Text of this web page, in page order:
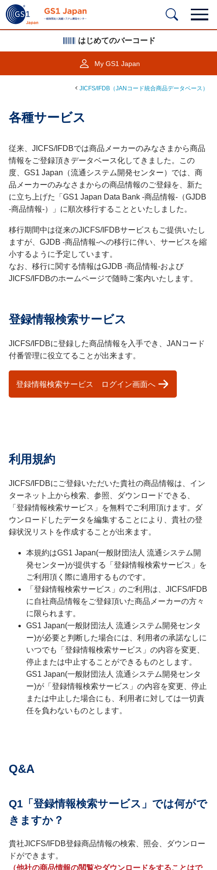
はじめてのバーコード
My GS1 Japan
JICFS/IFDB（JANコード統合商品データベース）
各種サービス
従来、JICFS/IFDBでは商品メーカーのみなさまから商品
情報をご登録頂きデータベース化してきました。この
度、GS1 Japan（流通システム開発センター）では、商
品メーカーのみなさまからの商品情報のご登録を、新た
に立ち上げた「GS1 Japan Data Bank -商品情報-（GJDB
-商品情報-）」に順次移行することといたしました。
移行期間中は従来のJICFS/IFDBサービスもご提供いたし
ますが、GJDB -商品情報-への移行に伴い、サービスを縮
小するように予定しています。
なお、移行に関する情報はGJDB -商品情報-および
JICFS/IFDBのホームページで随時ご案内いたします。
登録情報検索サービス
JICFS/IFDBに登録した商品情報を入手でき、JANコード
付番管理に役立てることが出来ます。
登録情報検索サービス ログイン画面へ
利用規約
JICFS/IFDBにご登録いただいた貴社の商品情報は、イン
ターネット上から検索、参照、ダウンロードできる、
「登録情報検索サービス」を無料でご利用頂けます。ダ
ウンロードしたデータを編集することにより、貴社の登
録状況リストを作成することが出来ます。
本規約はGS1 Japan(一般財団法人 流通システム開
発センター)が提供する「登録情報検索サービス」を
ご利用頂く際に適用するものです。
「登録情報検索サービス」のご利用は、JICFS/IFDB
に自社商品情報をご登録頂いた商品メーカーの方々
に限られます。
GS1 Japan(一般財団法人 流通システム開発センタ
ー)が必要と判断した場合には、利用者の承諾なしに
いつでも「登録情報検索サービス」の内容を変更、
停止または中止することができるものとします。
GS1 Japan(一般財団法人 流通システム開発センタ
ー)が「登録情報検索サービス」の内容を変更、停止
または中止した場合にも、利用者に対しては一切責
任を負わないものとします。
Q&A
Q1「登録情報検索サービス」では何がで
きますか？
貴社JICFS/IFDB登録商品情報の検索、照会、ダウンロー
ドができます。
（他社の商品情報の閲覧やダウンロードをすることはで